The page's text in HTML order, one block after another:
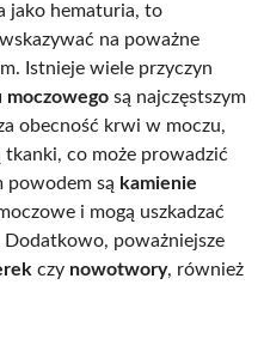
jako hematuria, to
na poważne
Istnieje wiele przyczyn
moczowego są najczęstszym
obecność krwi w moczu,
co może prowadzić
powodem są kamienie
i mogą uszkadzać
poważniejsze
czy nowotwory, również